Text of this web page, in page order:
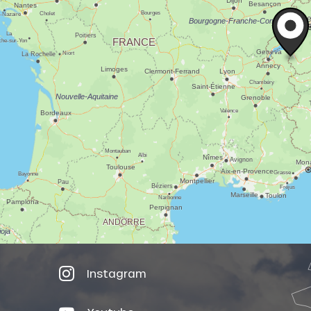
Instagram